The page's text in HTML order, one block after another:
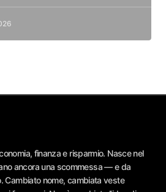
finanza e risparmio. Nasce nel
ancora una scommessa — e da
Cambiato nome, cambiata veste